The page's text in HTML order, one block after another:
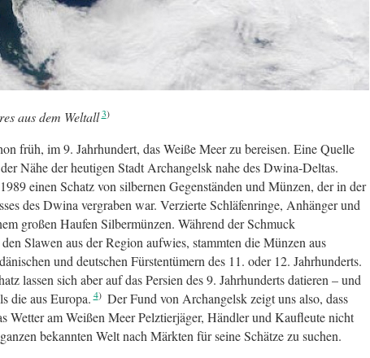
aus dem Weltall 3
früh, im 9. Jahrhundert, das Weiße Meer zu bereisen. Eine Quelle
Nähe der heutigen Stadt Archangelsk nahe des Dwina-Deltas.
einen Schatz von silbernen Gegenständen und Münzen, der in der
des Dwina vergraben war. Verzierte Schläfenringe, Anhänger und
großen Haufen Silbermünzen. Während der Schmuck
Slawen aus der Region aufwies, stammten die Münzen aus
und deutschen Fürstentümern des 11. oder 12. Jahrhunderts.
lassen sich aber auf das Persien des 9. Jahrhunderts datieren – und
die aus Europa. 4
Der Fund von Archangelsk zeigt uns also, dass
Wetter am Weißen Meer Pelztierjäger, Händler und Kaufleute nicht
bekannten Welt nach Märkten für seine Schätze zu suchen.